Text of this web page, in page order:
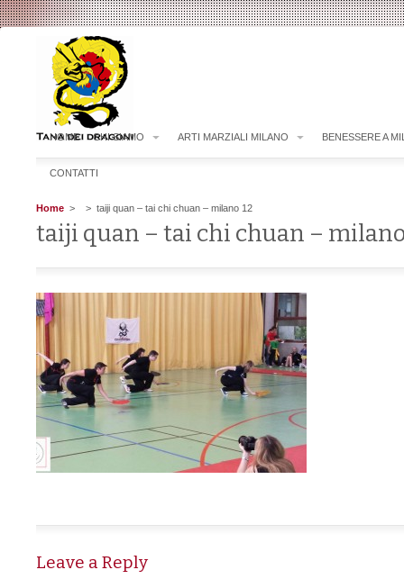
HOME CHI SIAMO ARTI MARZIALI MILANO BENESSERE A
CONTATTI
Home > > taiji quan – tai chi chuan – milano 12
taiji quan – tai chi chuan –
Leave a Reply